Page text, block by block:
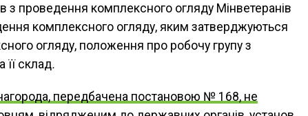
з проведення комплексного огляду Мінветеранів
комплексного огляду, яким затверджуються
огляду, положення про робочу групу з
склад.
передбачена постановою № 168, не